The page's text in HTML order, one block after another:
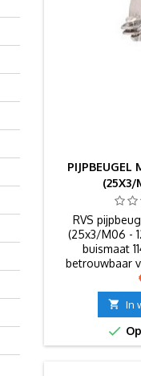
PIJPBEUGEL
(25X3/
RVS
(25x3/M06 -
buismaat
betrouwbaar
 In
